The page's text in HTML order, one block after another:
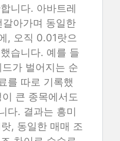
니다. 아바트레
아가며 동일한
, 오직 0.01랏으
습니다. 예를 들
가 벌어지는 순
를 따로 기록했
큰 종목에서도
다. 결과는 흥미
, 동일한 매매 조